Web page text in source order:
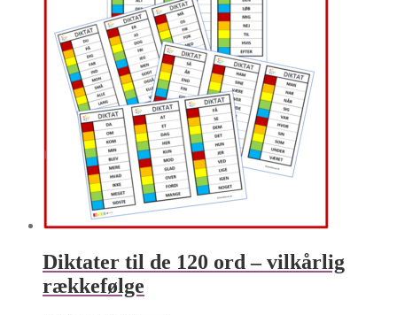
Diktater til de 120 ord – vilkårlig
rækkefølge